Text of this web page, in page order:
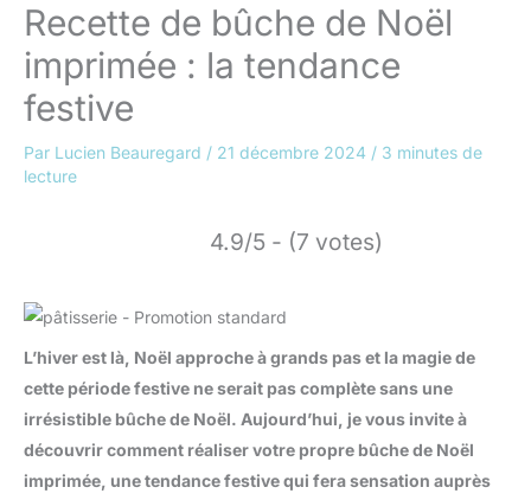
Recette de bûche de Noël
imprimée : la tendance
festive
Par Lucien Beauregard / 21 décembre 2024 / 3 minutes de
lecture
4.9/5 - (7 votes)
L’hiver est là, Noël approche à grands pas et la magie de
cette période festive ne serait pas complète sans une
irrésistible bûche de Noël. Aujourd’hui, je vous invite à
découvrir comment réaliser votre propre bûche de Noël
imprimée, une tendance festive qui fera sensation auprès